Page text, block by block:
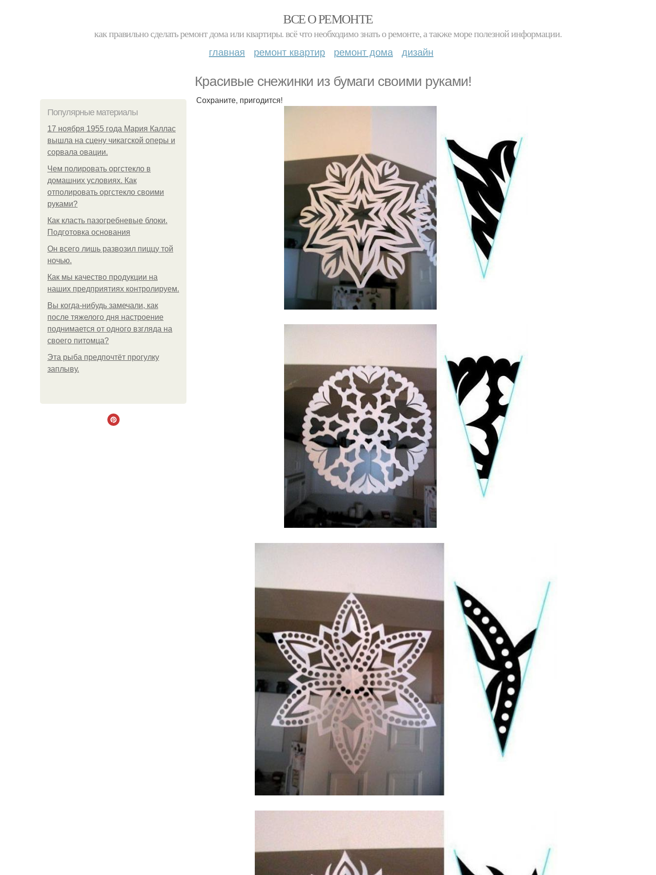
ВСЕ О РЕМОНТЕ
как правильно сделать ремонт дома или квартиры. всё что необходимо знать о ремонте, а также море полезной информации.
главная ремонт квартир ремонт дома дизайн
Красивые снежинки из бумаги своими руками!
Популярные материалы
17 ноября 1955 года Мария Каллас
вышла на сцену чикагской оперы и
сорвала овации.
Чем полировать оргстекло в
домашних условиях. Как
отполировать оргстекло своими
руками?
Как класть пазогребневые блоки.
Подготовка основания
Он всего лишь развозил пиццу той
ночью.
Как мы качество продукции на
наших предприятиях контролируем.
Вы когда-нибудь замечали, как
после тяжелого дня настроение
поднимается от одного взгляда на
своего питомца?
Эта рыба предпочтёт прогулку
заплыву.
Сохраните, пригодится!